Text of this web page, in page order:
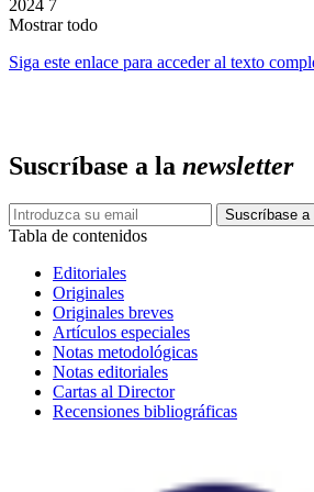
2024 7
Mostrar todo
Siga este enlace para acceder al texto
Suscríbase a la newsletter
Tabla de contenidos
Editoriales
Originales
Originales breves
Artículos especiales
Notas metodológicas
Notas editoriales
Cartas al Director
Recensiones bibliográficas